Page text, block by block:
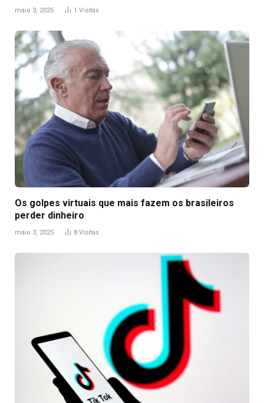
maio 3, 2025 1 Visitas
Os golpes virtuais que mais fazem os brasileiros
perder dinheiro
maio 3, 2025 8 Visitas